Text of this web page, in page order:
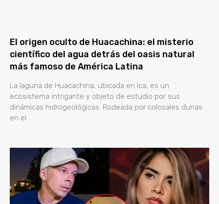
El origen oculto de Huacachina: el misterio
científico del agua detrás del oasis natural
más famoso de América Latina
La laguna de Huacachina, ubicada en Ica, es un
ecosistema intrigante y objeto de estudio por sus
dinámicas hidrogeológicas. Rodeada por colosales dunas
en el